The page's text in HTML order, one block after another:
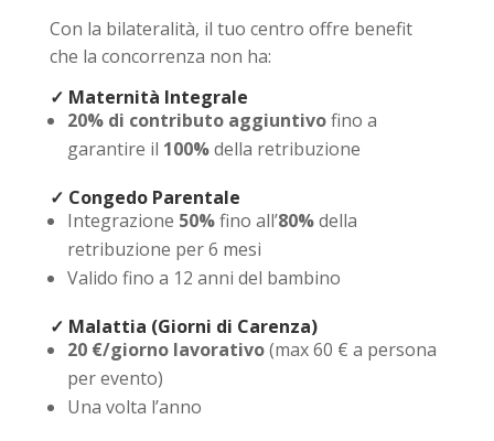
Con la bilateralità, il tuo centro offre benefit
che la concorrenza non ha:
✓ Maternità Integrale
20% di contributo aggiuntivofino a
garantire il 100%della retribuzione
✓ Congedo Parentale
Integrazione 50%fino all’80%della
retribuzione per 6 mesi
Valido fino a 12 anni del bambino
✓ Malattia (Giorni di Carenza)
20 €/giorno lavorativo(max 60 € a persona
per evento)
Una volta l’anno